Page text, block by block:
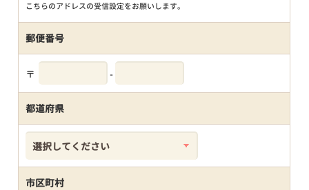
こちらのアドレスの受信設定をお願いします。
郵便番号
〒 -
都道府県
市区町村